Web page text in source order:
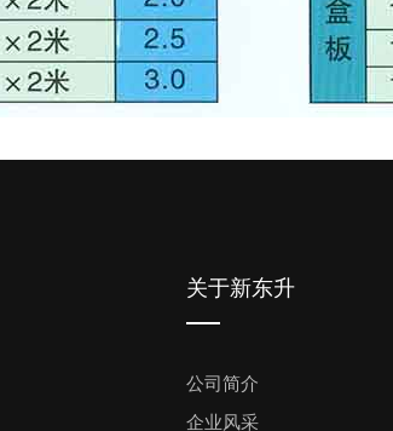
关于新东升
公司简介
企业风采